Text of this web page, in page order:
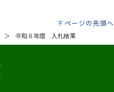
ページの先頭へ
令和８年度 入札結果